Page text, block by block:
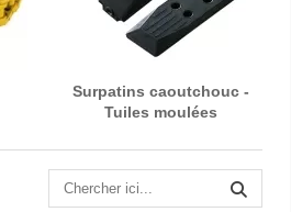
Surpatins caoutchouc -
Tuiles moulées